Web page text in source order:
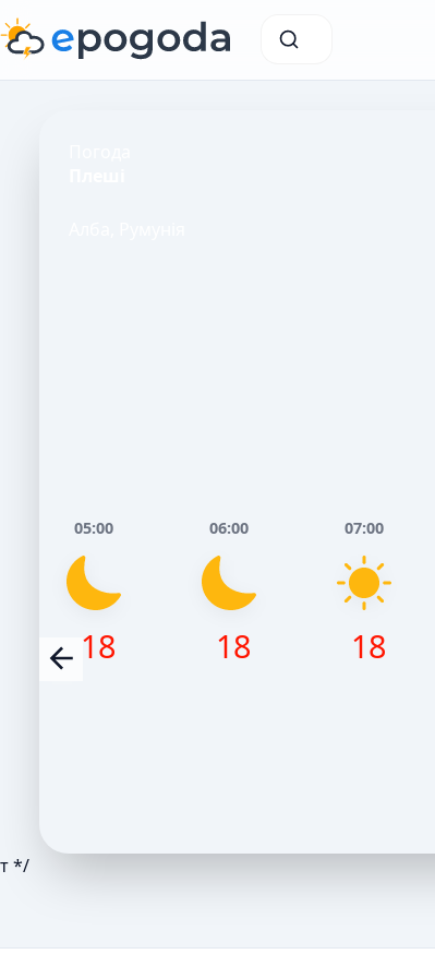
05:00
18
06:00
18
07:00
18
т */